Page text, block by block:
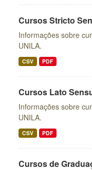
Cursos Stricto
Informações sobre
UNILA.
CSV PDF
Cursos Lato
Informações sobre
UNILA.
CSV PDF
Cursos de